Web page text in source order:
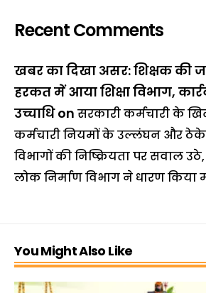
Recent Comments
खबर का दिखा असर: शिक्षक की
हरकत में आया शिक्षा विभाग,
उच्चाधिon सरकारी कर्मचारी के
कर्मचारी नियमों के उल्लंघन और
विभागों की निष्क्रियता पर सवाल
लोक निर्माण विभाग ने धारण किया
You Might Also Like